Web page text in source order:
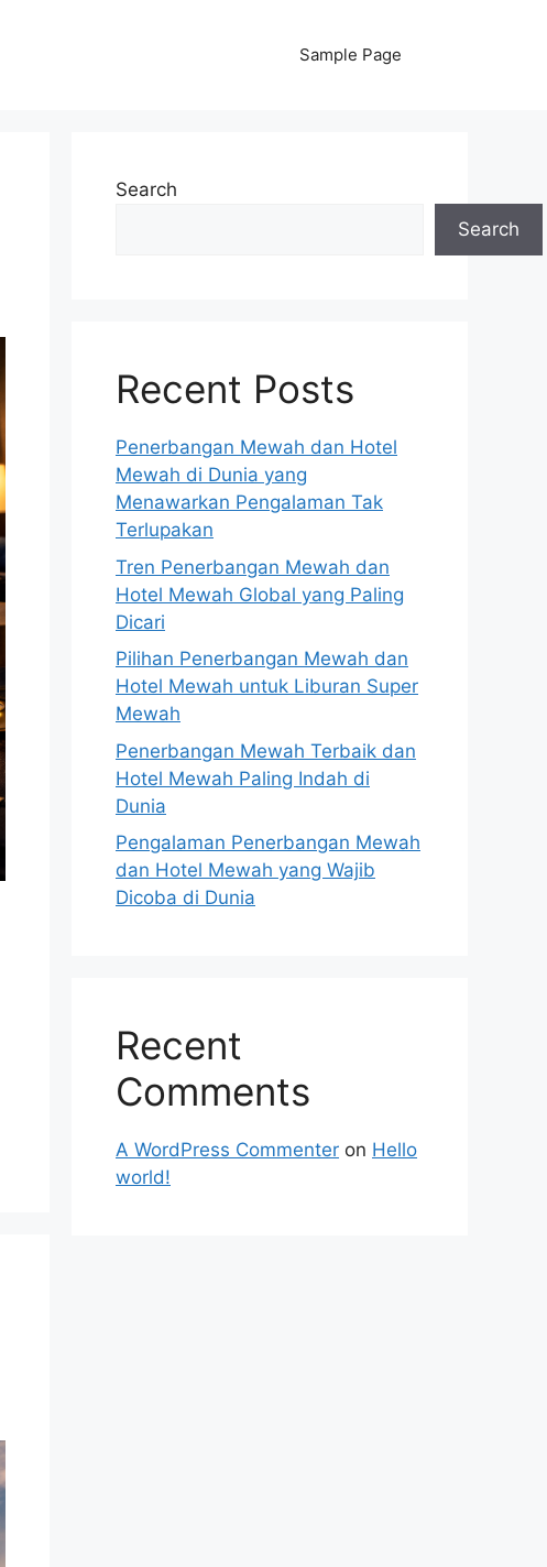
Sample Page
Search
Search
Recent Posts
Penerbangan Mewah dan Hotel
Mewah di Dunia yang
Menawarkan Pengalaman Tak
Terlupakan
Tren Penerbangan Mewah dan
Hotel Mewah Global yang Paling
Dicari
Pilihan Penerbangan Mewah dan
Hotel Mewah untuk Liburan Super
Mewah
Penerbangan Mewah Terbaik dan
Hotel Mewah Paling Indah di
Dunia
Pengalaman Penerbangan Mewah
dan Hotel Mewah yang Wajib
Dicoba di Dunia
Recent
Comments
A WordPress Commenter on Hello
world!